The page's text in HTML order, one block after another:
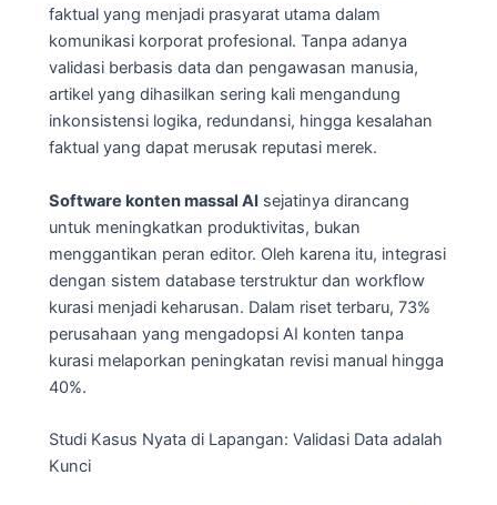
faktual yang menjadi prasyarat utama dalam
komunikasi korporat profesional. Tanpa adanya
validasi berbasis data dan pengawasan manusia,
artikel yang dihasilkan sering kali mengandung
inkonsistensi logika, redundansi, hingga kesalahan
faktual yang dapat merusak reputasi merek.
Software konten massal AI sejatinya dirancang
untuk meningkatkan produktivitas, bukan
menggantikan peran editor. Oleh karena itu, integrasi
dengan sistem database terstruktur dan workflow
kurasi menjadi keharusan. Dalam riset terbaru, 73%
perusahaan yang mengadopsi AI konten tanpa
kurasi melaporkan peningkatan revisi manual hingga
40%.
Studi Kasus Nyata di Lapangan: Validasi Data adalah
Kunci